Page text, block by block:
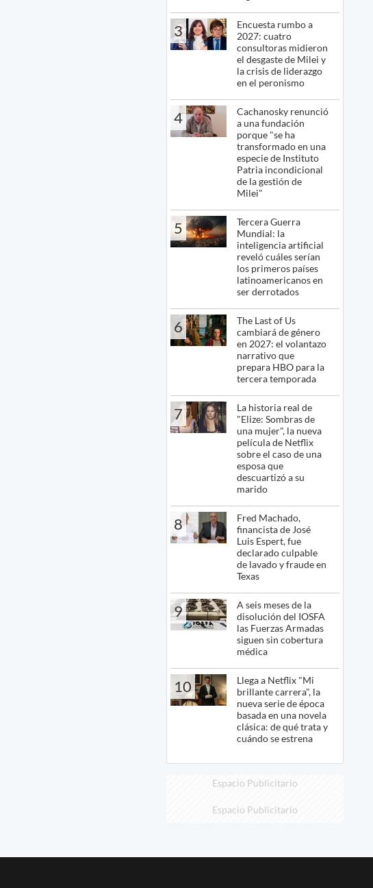
3
Encuesta rumbo a
2027: cuatro
consultoras midieron
el desgaste de Milei y
la crisis de liderazgo
en el peronismo
4
Cachanosky renunció
a una fundación
porque "se ha
transformado en una
especie de Instituto
Patria incondicional
de la gestión de
Milei"
5
Tercera Guerra
Mundial: la
inteligencia artificial
reveló cuáles serían
los primeros países
latinoamericanos en
ser derrotados
6
The Last of Us
cambiará de género
en 2027: el volantazo
narrativo que
prepara HBO para la
tercera temporada
7
La historia real de
"Elize: Sombras de
una mujer", la nueva
película de Netflix
sobre el caso de una
esposa que
descuartizó a su
marido
8
Fred Machado,
financista de José
Luis Espert, fue
declarado culpable
de lavado y fraude en
Texas
9
A seis meses de la
disolución del IOSFA
las Fuerzas Armadas
siguen sin cobertura
médica
10
Llega a Netflix "Mi
brillante carrera", la
nueva serie de época
basada en una novela
clásica: de qué trata y
cuándo se estrena
Espacio Publicitario
Espacio Publicitario